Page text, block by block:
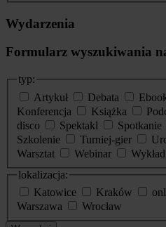
Wydarzenia
Formularz wyszukiwania
typ:
Artykuł
Debata
Konferencja
Książka
disco
Spektakl Spotkanie
Szkolenie
Turniej-gier
Warsztat
Webinar Wykład
lokalizacja:
Katowice
Kraków
Warszawa
Wrocław